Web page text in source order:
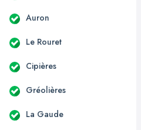
Auron
Le Rouret
Cipières
Gréolières
La Gaude